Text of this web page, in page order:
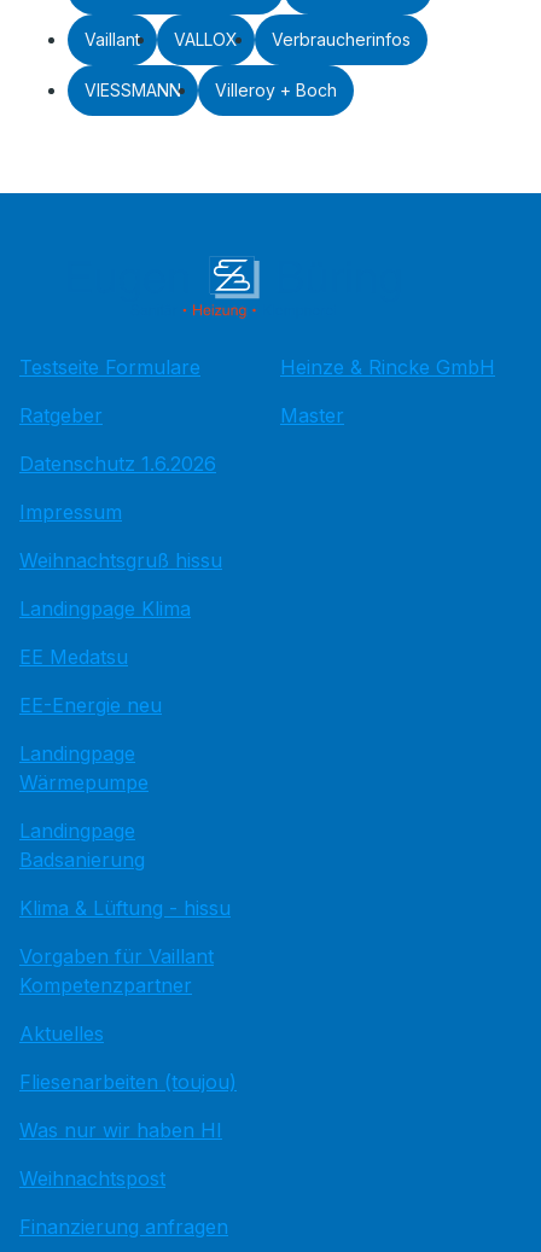
Vaillant VALLOX Verbraucherinfos
VIESSMANN Villeroy + Boch
Testseite Formulare
Ratgeber
Datenschutz 1.6.2026
Impressum
Weihnachtsgruß hissu
Landingpage Klima
EE Medatsu
EE-Energie neu
Landingpage
Wärmepumpe
Landingpage
Badsanierung
Klima & Lüftung - hissu
Vorgaben für Vaillant
Kompetenzpartner
Aktuelles
Fliesenarbeiten (toujou)
Was nur wir haben HI
Weihnachtspost
Finanzierung anfragen
Heinze & Rincke GmbH
Master